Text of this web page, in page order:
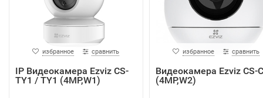
избранное сравнить
IP Видеокамера Ezviz CS-
TY1 / TY1 (4MP,W1)
избранное сравнить
Видеокамера Ezviz CS-
(4MP,W2)